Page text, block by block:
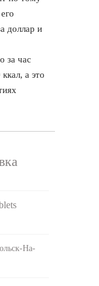
доллар и
за час
а это
На-